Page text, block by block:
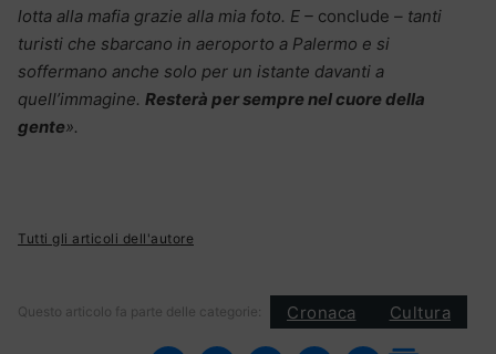
lotta alla mafia grazie alla mia foto. E – conclude – tanti
turisti che sbarcano in aeroporto a Palermo e si
soffermano anche solo per un istante davanti a
quell’immagine. Resterà per sempre nel cuore della
gente».
Tutti gli articoli dell'autore
Questo articolo fa parte delle categorie: Cronaca Cultura